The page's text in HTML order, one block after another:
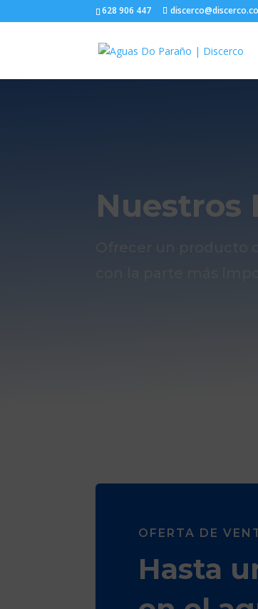
628 906 447
Nuestros
OFERTA DE
Hasta